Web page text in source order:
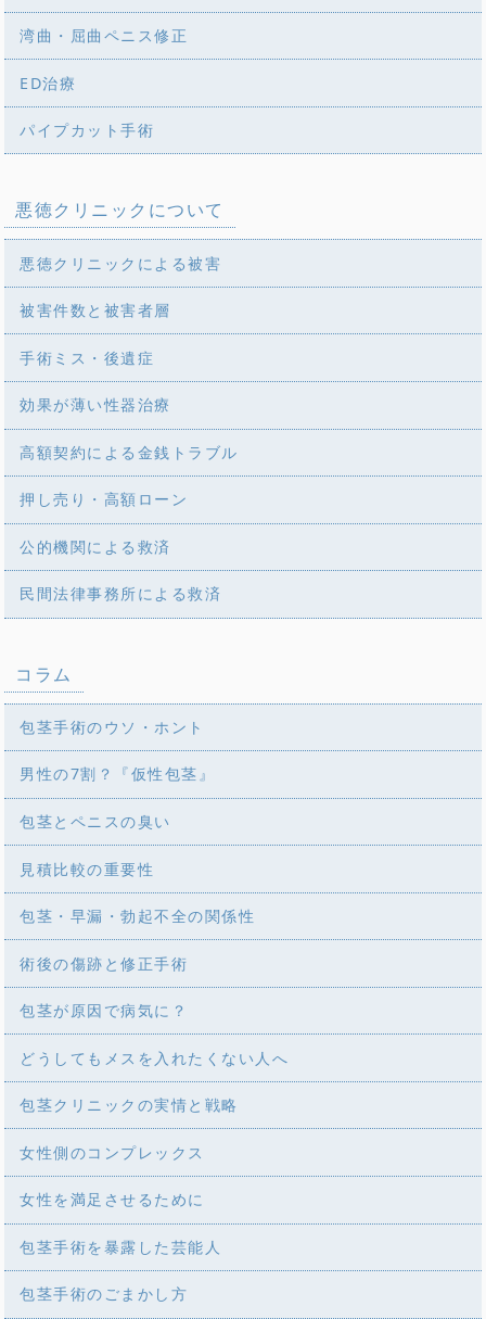
湾曲・屈曲ペニス修正
ED治療
パイプカット手術
悪徳クリニックについて
悪徳クリニックによる被害
被害件数と被害者層
手術ミス・後遺症
効果が薄い性器治療
高額契約による金銭トラブル
押し売り・高額ローン
公的機関による救済
民間法律事務所による救済
コラム
包茎手術のウソ・ホント
男性の7割？『仮性包茎』
包茎とペニスの臭い
見積比較の重要性
包茎・早漏・勃起不全の関係性
術後の傷跡と修正手術
包茎が原因で病気に？
どうしてもメスを入れたくない人へ
包茎クリニックの実情と戦略
女性側のコンプレックス
女性を満足させるために
包茎手術を暴露した芸能人
包茎手術のごまかし方